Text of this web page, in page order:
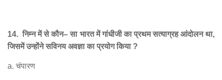
14.निम्न में से कौन–सा भारत में गांधीजी का प्रथम सत्याग्रह आंदोलन था,
जिसमें उन्होंने सविनय अवज्ञा का प्रयोग किया?
a. चंपारण